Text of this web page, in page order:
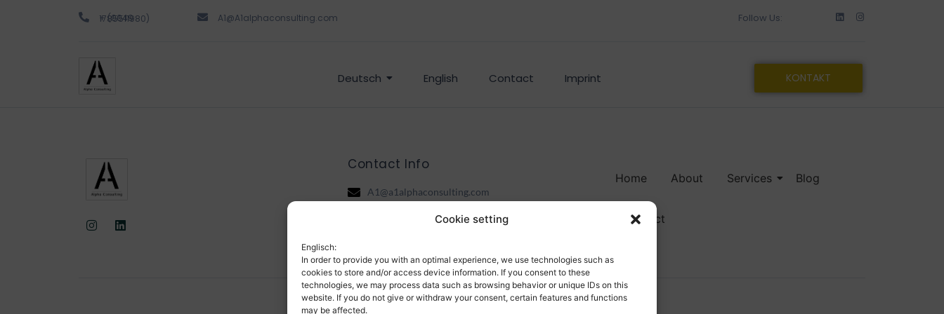
Cookie setting
Englisch:
In order to provide you with an optimal experience, we use technologies such as
cookies to store and/or access device information. If you consent to these
technologies, we may process data such as browsing behavior or unique IDs on this
website. If you do not give or withdraw your consent, certain features and functions
may be affected.
+ (0049 1785511980) A1@A1alphaconsulting.com Follow Us:
Deutsch English Contact Imprint KONTAKT
Contact Info
A1@a1alphaconsulting.com
(0049 178 5511980)
Home About Services Blog
Contact
© 2026 A1 Alpha Consulting AB